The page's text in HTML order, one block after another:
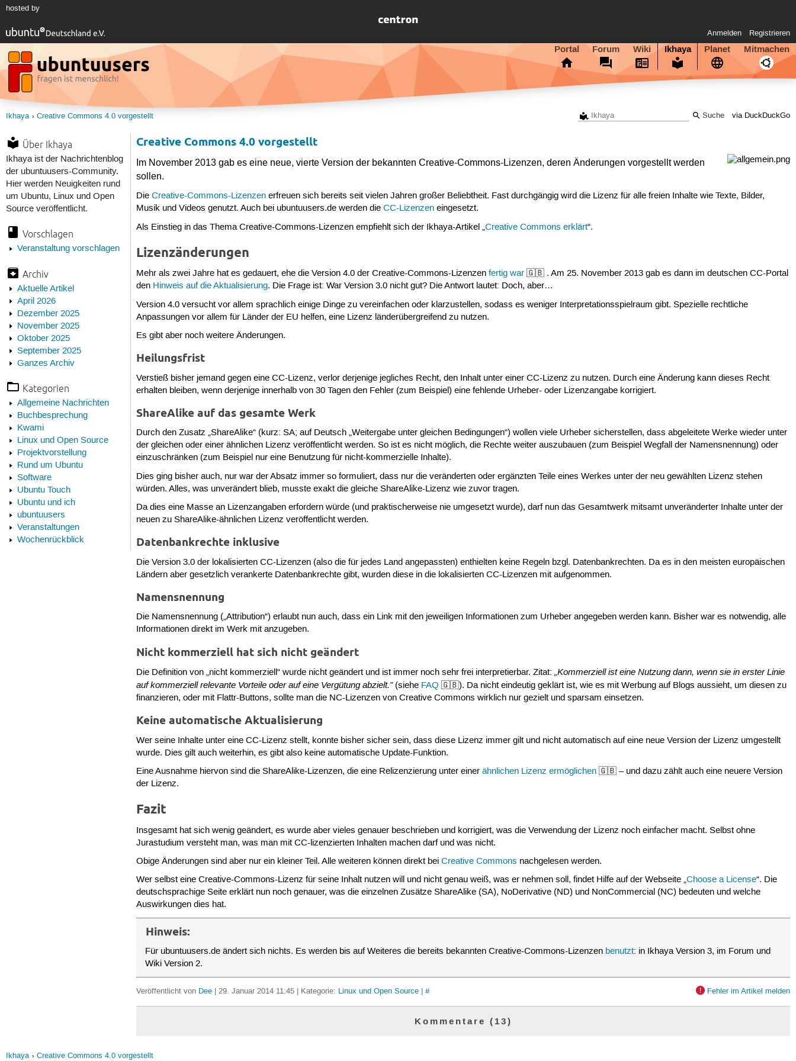
hosted by
Anmelden Registrieren
Portal Forum Wiki Ikhaya Planet Mitmachen
via DuckDuckGo
Ikhaya Creative Commons 4.0 vorgestellt
Über Ikhaya
Ikhaya ist der Nachrichtenblog
der ubuntuusers-Community.
Hier werden Neuigkeiten rund
um Ubuntu, Linux und Open
Source veröffentlicht.
Vorschlagen
Veranstaltung vorschlagen
Archiv
Aktuelle Artikel
April 2026
Dezember 2025
November 2025
Oktober 2025
September 2025
Ganzes Archiv
Kategorien
Allgemeine Nachrichten
Buchbesprechung
Kwami
Linux und Open Source
Projektvorstellung
Rund um Ubuntu
Software
Ubuntu Touch
Ubuntu und ich
ubuntuusers
Veranstaltungen
Wochenrückblick
Creative Commons 4.0 vorgestellt
Im November 2013 gab es eine neue, vierte Version der bekannten Creative-Commons-Lizenzen, deren Änderungen vorgestellt werden
sollen.
DieCreative-Commons-Lizenzen erfreuen sich bereits seit vielen Jahren großer Beliebtheit. Fast durchgängig wird die Lizenz für alle freien Inhalte wie Texte, Bilder,
Musik und Videos genutzt. Auch bei ubuntuusers.de werden dieCC-Lizenzen eingesetzt.
Als Einstieg in das Thema Creative-Commons-Lizenzen empfiehlt sich der Ikhaya-Artikel „Creative Commons erklärt“.
Lizenzänderungen
Mehr als zwei Jahre hat es gedauert, ehe die Version 4.0 der Creative-Commons-Lizenzenfertig war 🇬🇧 . Am 25. November 2013 gab es dann im deutschen CC-Portal
den Hinweis auf die Aktualisierung. Die Frage ist: War Version 3.0 nicht gut? Die Antwort lautet: Doch, aber…
Version 4.0 versucht vor allem sprachlich einige Dinge zu vereinfachen oder klarzustellen, sodass es weniger Interpretationsspielraum gibt. Spezielle rechtliche
Anpassungen vor allem für Länder der EU helfen, eine Lizenz länderübergreifend zu nutzen.
Es gibt aber noch weitere Änderungen.
Heilungsfrist
Verstieß bisher jemand gegen eine CC-Lizenz, verlor derjenige jegliches Recht, den Inhalt unter einer CC-Lizenz zu nutzen. Durch eine Änderung kann dieses Recht
erhalten bleiben, wenn derjenige innerhalb von 30 Tagen den Fehler (zum Beispiel) eine fehlende Urheber- oder Lizenzangabe korrigiert.
ShareAlike auf das gesamte Werk
Durch den Zusatz „ShareAlike“ (kurz: SA; auf Deutsch „Weitergabe unter gleichen Bedingungen“) wollen viele Urheber sicherstellen, dass abgeleitete Werke wieder unter
der gleichen oder einer ähnlichen Lizenz veröffentlicht werden. So ist es nicht möglich, die Rechte weiter auszubauen (zum Beispiel Wegfall der Namensnennung) oder
einzuschränken (zum Beispiel nur eine Benutzung für nicht-kommerzielle Inhalte).
Dies ging bisher auch, nur war der Absatz immer so formuliert, dass nur die veränderten oder ergänzten Teile eines Werkes unter der neu gewählten Lizenz stehen
würden. Alles, was unverändert blieb, musste exakt die gleiche ShareAlike-Lizenz wie zuvor tragen.
Da dies eine Masse an Lizenzangaben erfordern würde (und praktischerweise nie umgesetzt wurde), darf nun das Gesamtwerk mitsamt unveränderter Inhalte unter der
neuen zu ShareAlike-ähnlichen Lizenz veröffentlicht werden.
Datenbankrechte inklusive
Die Version 3.0 der lokalisierten CC-Lizenzen (also die für jedes Land angepassten) enthielten keine Regeln bzgl. Datenbankrechten. Da es in den meisten europäischen
Ländern aber gesetzlich verankerte Datenbankrechte gibt, wurden diese in die lokalisierten CC-Lizenzen mit aufgenommen.
Namensnennung
Die Namensnennung („Attribution“) erlaubt nun auch, dass ein Link mit den jeweiligen Informationen zum Urheber angegeben werden kann. Bisher war es notwendig, alle
Informationen direkt im Werk mit anzugeben.
Nicht kommerziell hat sich nicht geändert
Die Definition von „nicht kommerziell“ wurde nicht geändert und ist immer noch sehr frei interpretierbar. Zitat:„Kommerziell ist eine Nutzung dann, wenn sie in erster Linie
auf kommerziell relevante Vorteile oder auf eine Vergütung abzielt.”(siehe FAQ 🇬🇧). Da nicht eindeutig geklärt ist, wie es mit Werbung auf Blogs aussieht, um diesen zu
finanzieren, oder mit Flattr-Buttons, sollte man die NC-Lizenzen von Creative Commons wirklich nur gezielt und sparsam einsetzen.
Keine automatische Aktualisierung
Wer seine Inhalte unter eine CC-Lizenz stellt, konnte bisher sicher sein, dass diese Lizenz immer gilt und nicht automatisch auf eine neue Version der Lizenz umgestellt
wurde. Dies gilt auch weiterhin, es gibt also keine automatische Update-Funktion.
Eine Ausnahme hiervon sind die ShareAlike-Lizenzen, die eine Relizenzierung unter einerähnlichen Lizenz ermöglichen 🇬🇧 – und dazu zählt auch eine neuere Version
der Lizenz.
Fazit
Insgesamt hat sich wenig geändert, es wurde aber vieles genauer beschrieben und korrigiert, was die Verwendung der Lizenz noch einfacher macht. Selbst ohne
Jurastudium versteht man, was man mit CC-lizenzierten Inhalten machen darf und was nicht.
Obige Änderungen sind aber nur ein kleiner Teil. Alle weiteren können direkt beiCreative Commons nachgelesen werden.
Wer selbst eine Creative-Commons-Lizenz für seine Inhalt nutzen will und nicht genau weiß, was er nehmen soll, findet Hilfe auf der Webseite „Choose a License“. Die
deutschsprachige Seite erklärt nun noch genauer, was die einzelnen Zusätze ShareAlike (SA), NoDerivative (ND) und NonCommercial (NC) bedeuten und welche
Auswirkungen dies hat.
Hinweis:
Für ubuntuusers.de ändert sich nichts. Es werden bis auf Weiteres die bereits bekannten Creative-Commons-Lizenzen benutzt: in Ikhaya Version 3, im Forum und
Wiki Version 2.
Veröffentlicht von Dee | 29. Januar 2014 11:45 | Kategorie: Linux und Open Source |# Fehler im Artikel melden
Kommentare (13)
Ikhaya Creative Commons 4.0 vorgestellt